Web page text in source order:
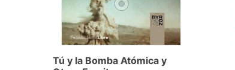
Tú y la Bomba Atómica y